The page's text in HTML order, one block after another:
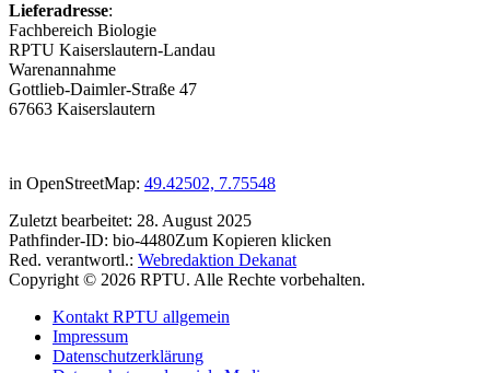
Lieferadresse:
Fachbereich Biologie
RPTU Kaiserslautern-Landau
Warenannahme
Gottlieb-Daimler-Straße 47
67663 Kaiserslautern
in OpenStreetMap: 49.42502, 7.75548
Zuletzt bearbeitet: 28. August 2025
Pathfinder-ID: bio-4480Zum Kopieren klicken
Red. verantwortl.: Webredaktion Dekanat
Copyright © 2026 RPTU. Alle Rechte vorbehalten.
Kontakt RPTU allgemein
Impressum
Datenschutzerklärung